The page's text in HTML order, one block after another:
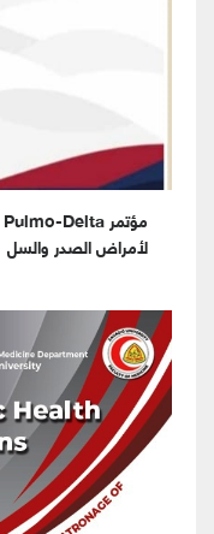
لأمراض الصدر والسل